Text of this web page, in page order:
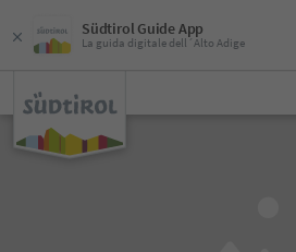
Südtirol Guide App
La guida digitale dell´Alto Adige